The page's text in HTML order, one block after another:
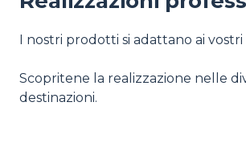
I nostri prodotti si adattano ai vostri
Scopritene la realizzazione nelle
destinazioni.